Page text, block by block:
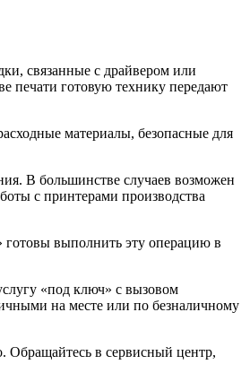
связанные с драйвером или
печати готовую технику передают
материалы, безопасные для
В большинстве случаев возможен
с принтерами производства
готовы выполнить эту операцию в
«под ключ» с вызовом
на месте или по безналичному
Обращайтесь в сервисный центр,